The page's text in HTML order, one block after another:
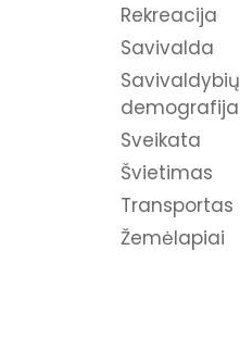
Rekreacija
Savivalda
Savivaldybių
demografija
Sveikata
Švietimas
Transportas
Žemėlapiai